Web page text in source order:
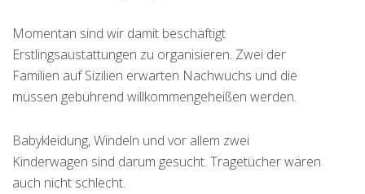
Momentan sind wir damit beschäftigt
Erstlingsaustattungen zu organisieren. Zwei der
Familien auf Sizilien erwarten Nachwuchs und die
müssen gebührend willkommengeheißen werden.
Babykleidung, Windeln und vor allem zwei
Kinderwagen sind darum gesucht. Tragetücher wären
auch nicht schlecht.